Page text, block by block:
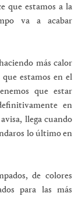
que estamos a la
va a acabar
más calor
estamos en el
que estar
en
llega cuando
lo último en
de colores
para las más